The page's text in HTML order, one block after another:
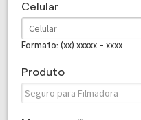
Celular
Formato: (xx) xxxxx - xxxx
Produto